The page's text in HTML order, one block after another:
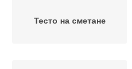
Тесто на сметане